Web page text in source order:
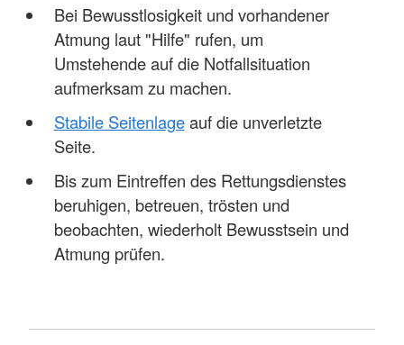
Bei Bewusstlosigkeit und vorhandener
Atmung laut "Hilfe" rufen, um
Umstehende auf die Notfallsituation
aufmerksam zu machen.
Stabile Seitenlageauf die unverletzte
Seite.
Bis zum Eintreffen des Rettungsdienstes
beruhigen, betreuen, trösten und
beobachten, wiederholt Bewusstsein und
Atmung prüfen.